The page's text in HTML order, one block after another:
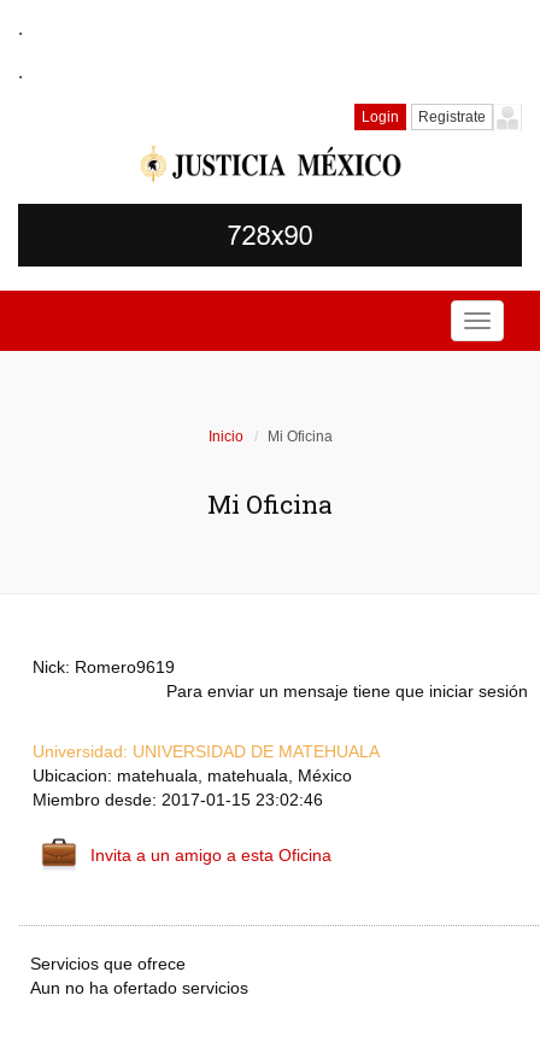
.
.
Login Registrate
Toggle
Inicio Mi Oficina
Mi Oficina
Nick: Romero9619
Para enviar un mensaje tiene que iniciar sesión
Universidad: UNIVERSIDAD DE MATEHUALA
Ubicacion: matehuala, matehuala, México
Miembro desde: 2017-01-15 23:02:46
Invita a un amigo a esta Oficina
Servicios que ofrece
Aun no ha ofertado servicios